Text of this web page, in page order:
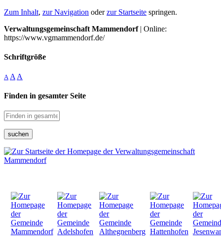
Zum Inhalt, zur Navigation oderzur Startseite springen.
Verwaltungsgemeinschaft Mammendorf| Online:
https://www.vgmammendorf.de/
Schriftgröße
A A A
Finden in gesamter Seite
suchen